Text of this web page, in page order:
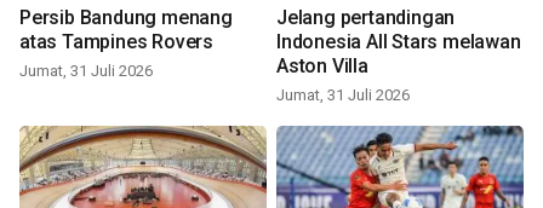
Persib Bandung menang
atas Tampines Rovers
Jumat, 31 Juli 2026
Jelang pertandingan
Indonesia All Stars melawan
Aston Villa
Jumat, 31 Juli 2026